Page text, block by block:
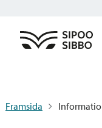
Framsida